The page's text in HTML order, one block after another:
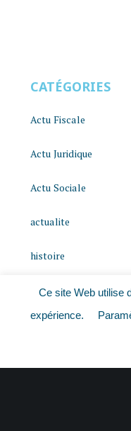
CATÉGORIES
Actu Fiscale
Actu Juridique
Actu Sociale
actualite
histoire
Le coin du dirigeant
Non classé
Ce site Web utilise
expérience.